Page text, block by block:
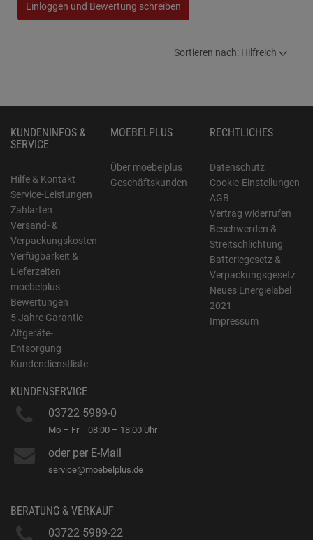
Einloggen und Bewertung schreiben
Sortieren nach: Hilfreich
KUNDENINFOS &
SERVICE
Hilfe & Kontakt
Service-Leistungen
Zahlarten
Versand- &
Verpackungskosten
Verfügbarkeit &
Lieferzeiten
moebelplus
Bewertungen
5 Jahre Garantie
Altgeräte-
Entsorgung
Kundendienstliste
MOEBELPLUS
Über moebelplus
Geschäftskunden
RECHTLICHES
Datenschutz
Cookie-Einstellungen
AGB
Vertrag widerrufen
Beschwerden &
Streitschlichtung
Batteriegesetz &
Verpackungsgesetz
Neues Energielabel
2021
Impressum
KUNDENSERVICE
03722 5989-0
Mo – Fr 08:00 – 18:00 Uhr
oder per E-Mail
service@moebelplus.de
BERATUNG & VERKAUF
03722 5989-22